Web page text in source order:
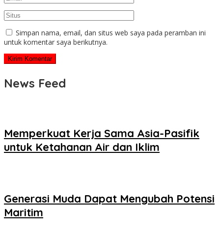
Simpan nama, email, dan situs web saya pada peramban ini
untuk komentar saya berikutnya.
News Feed
Memperkuat Kerja Sama Asia-Pasifik
untuk Ketahanan Air dan Iklim
Generasi Muda Dapat Mengubah Potensi
Maritim